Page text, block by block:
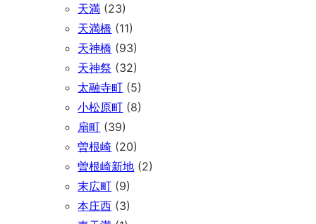
天満 (23)
天満橋 (11)
天神橋 (93)
天神祭 (32)
太融寺町 (5)
小松原町 (8)
扇町 (39)
曽根崎 (20)
曽根崎新地 (2)
末広町 (9)
本庄西 (3)